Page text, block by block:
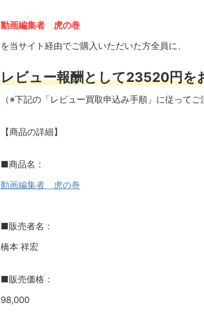
動画編集者 虎の巻
を当サイト経由でご購入いただいた方全員に、
レビュー報酬として23520円を
（※下記の「レビュー買取申込み手順」に従ってご
【商品の詳細】
■商品名：
動画編集者 虎の巻
■販売者名：
橋本 祥宏
■販売価格：
98,000